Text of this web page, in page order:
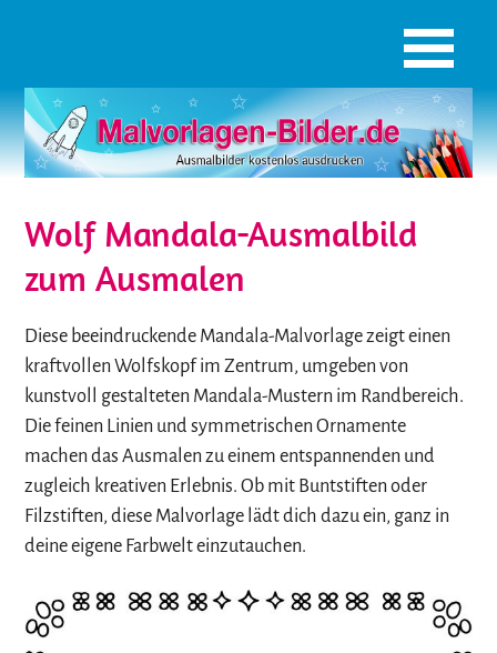
Wolf Mandala-Ausmalbild
zum Ausmalen
Diese beeindruckende Mandala-Malvorlage zeigt einen
kraftvollen Wolfskopf im Zentrum, umgeben von
kunstvoll gestalteten Mandala-Mustern im Randbereich.
Die feinen Linien und symmetrischen Ornamente
machen das Ausmalen zu einem entspannenden und
zugleich kreativen Erlebnis. Ob mit Buntstiften oder
Filzstiften, diese Malvorlage lädt dich dazu ein, ganz in
deine eigene Farbwelt einzutauchen.